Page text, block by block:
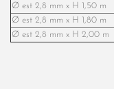
Ø est 2,8 mm x H 1,50 m
Ø est 2,8 mm x H 1,80 m
Ø est 2,8 mm x H 2,00 m